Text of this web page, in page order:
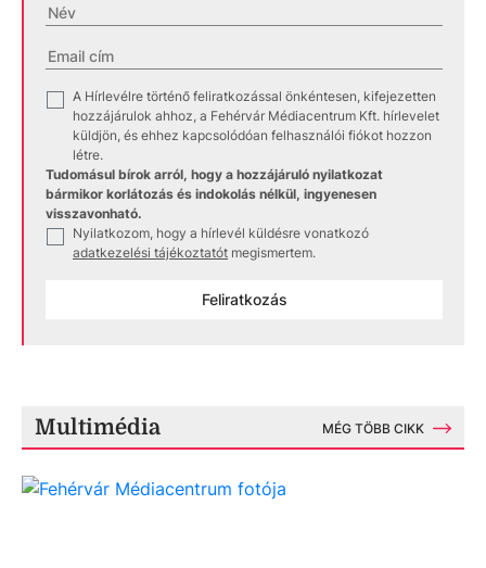
A Hírlevélre történő feliratkozással önkéntesen, kifejezetten
hozzájárulok ahhoz, a Fehérvár Médiacentrum Kft. hírlevelet
küldjön, és ehhez kapcsolódóan felhasználói fiókot hozzon
létre.
Tudomásul bírok arról, hogy a hozzájáruló nyilatkozat
bármikor korlátozás és indokolás nélkül, ingyenesen
visszavonható.
Nyilatkozom, hogy a hírlevél küldésre vonatkozó
adatkezelési tájékoztatót megismertem.
Feliratkozás
Multimédia MÉG TÖBB CIKK